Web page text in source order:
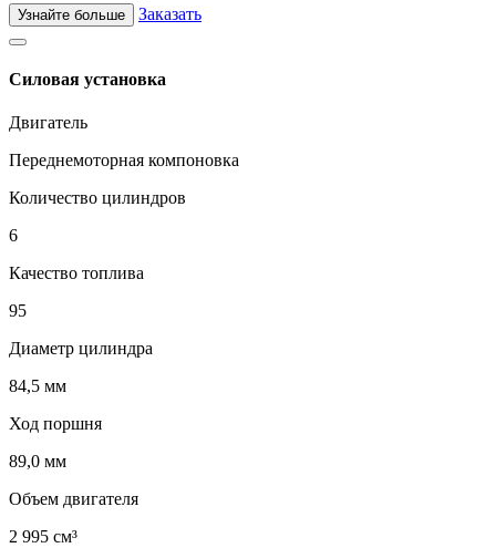
Узнайте больше Заказать
Силовая установка
Двигатель
Переднемоторная компоновка
Количество цилиндров
6
Качество топлива
95
Диаметр цилиндра
84,5 мм
Ход поршня
89,0 мм
Объем двигателя
2 995 см³